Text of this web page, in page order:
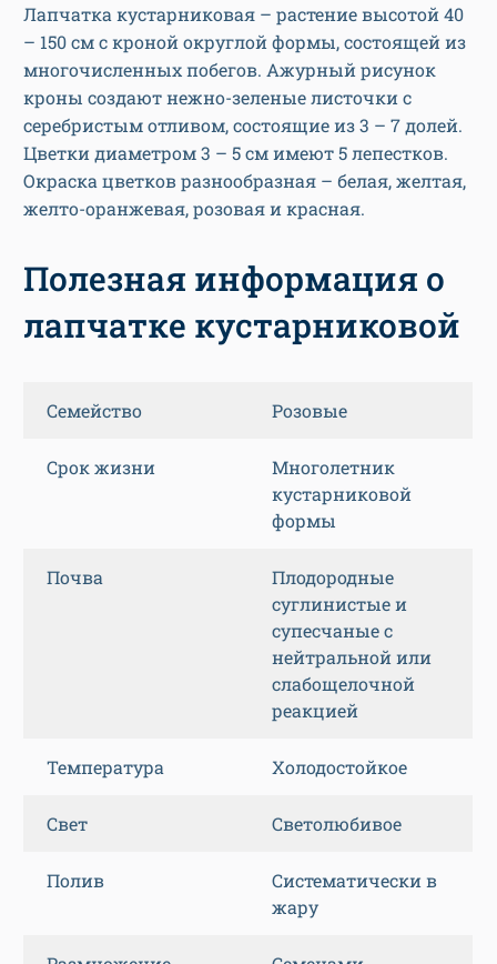
Лапчатка кустарниковая – растение высотой 40
– 150 см с кроной округлой формы, состоящей из
многочисленных побегов. Ажурный рисунок
кроны создают нежно-зеленые листочки с
серебристым отливом, состоящие из 3 – 7 долей.
Цветки диаметром 3 – 5 см имеют 5 лепестков.
Окраска цветков разнообразная – белая, желтая,
желто-оранжевая, розовая и красная.
Полезная информация о
лапчатке кустарниковой
Семейство Розовые
Срок жизни
Многолетник
кустарниковой
формы
Почва
Плодородные
суглинистые и
супесчаные с
нейтральной или
слабощелочной
реакцией
Температура Холодостойкое
Свет Светолюбивое
Полив
Систематически в
жару